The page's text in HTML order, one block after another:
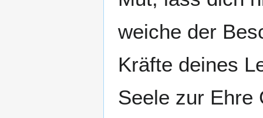
weiche der
Kräfte deines
Seele zur Ehre